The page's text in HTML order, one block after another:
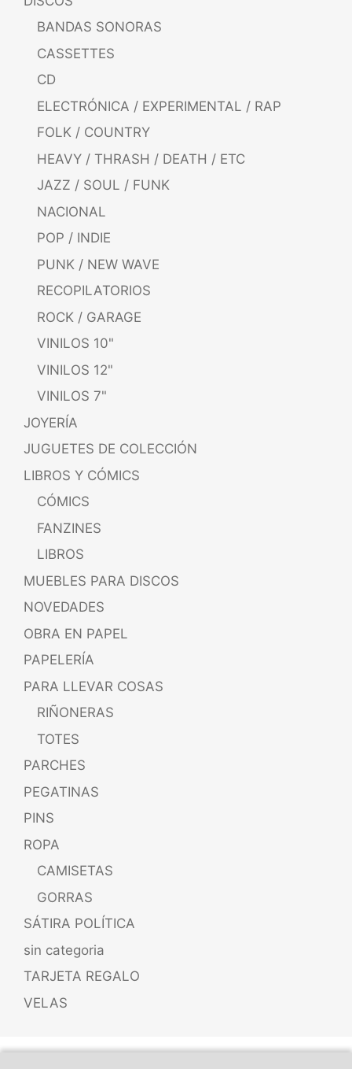
BANDAS SONORAS
CASSETTES
CD
ELECTRÓNICA / EXPERIMENTAL / RAP
FOLK / COUNTRY
HEAVY / THRASH / DEATH / ETC
JAZZ / SOUL / FUNK
NACIONAL
POP / INDIE
PUNK / NEW WAVE
RECOPILATORIOS
ROCK / GARAGE
VINILOS 10"
VINILOS 12"
VINILOS 7"
JOYERÍA
JUGUETES DE COLECCIÓN
LIBROS Y CÓMICS
CÓMICS
FANZINES
LIBROS
MUEBLES PARA DISCOS
NOVEDADES
OBRA EN PAPEL
PAPELERÍA
PARA LLEVAR COSAS
RIÑONERAS
TOTES
PARCHES
PEGATINAS
PINS
ROPA
CAMISETAS
GORRAS
SÁTIRA POLÍTICA
sin categoria
TARJETA REGALO
VELAS